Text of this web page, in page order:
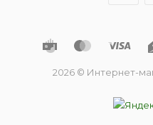
2026 © Интернет-